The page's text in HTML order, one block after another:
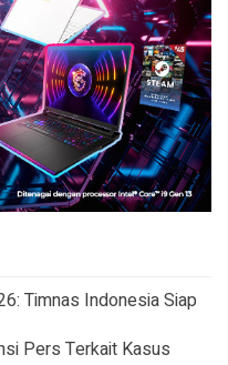
Timnas Indonesia Siap
Pers Terkait Kasus